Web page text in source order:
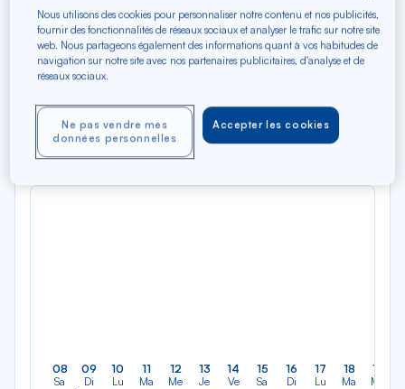
Aller-Retour Aller simple
Filtrer Vider
Précédent
AOÛ 2026
N/A*
Aller / Retour — Économique
08
Sa
09
Di
10
Lu
11
Ma
12
Me
13
Je
14
Ve
15
Sa
16
Di
17
Lu
18
Ma
19
Me
Nous utilisons des cookies pour personnaliser notre contenu et nos publicités,
fournir des fonctionnalités de réseaux sociaux et analyser le trafic sur notre site
web. Nous partageons également des informations quant à vos habitudes de
navigation sur notre site avec nos partenaires publicitaires, d'analyse et de
réseaux sociaux.
Accepter les cookies
Ne pas vendre mes
données personnelles